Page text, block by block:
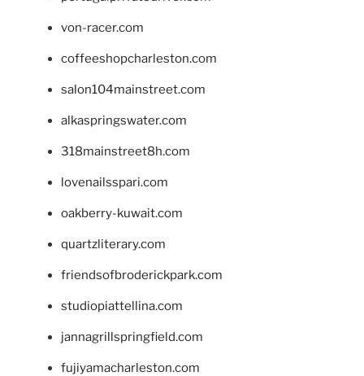
von-racer.com
coffeeshopcharleston.com
salon104mainstreet.com
alkaspringswater.com
318mainstreet8h.com
lovenailsspari.com
oakberry-kuwait.com
quartzliterary.com
friendsofbroderickpark.com
studiopiattellina.com
jannagrillspringfield.com
fujiyamacharleston.com